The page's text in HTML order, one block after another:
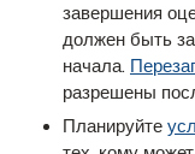
завершения
должен быть
начала.
разрешены
Планируйте